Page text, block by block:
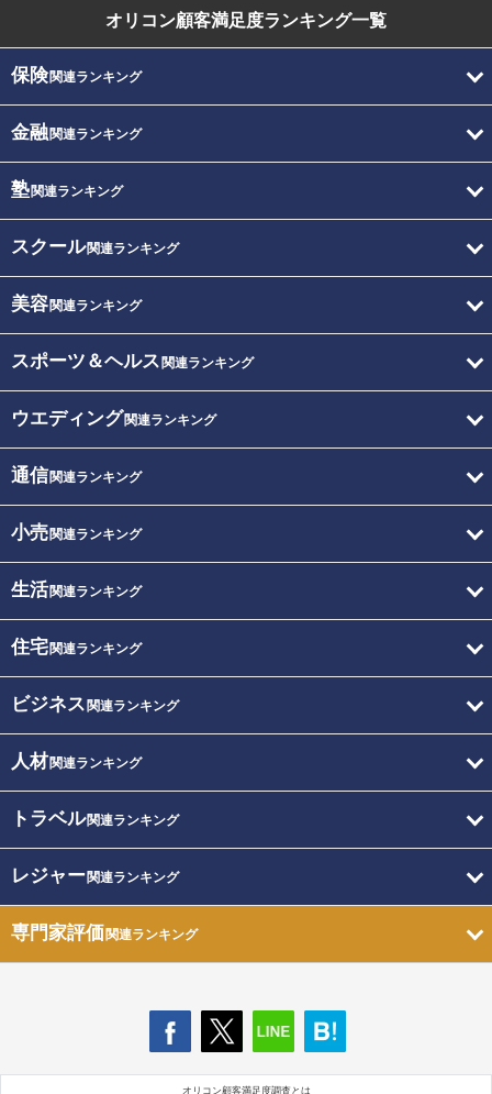
オリコン顧客満足度ランキング一覧
保険関連ランキング
金融関連ランキング
塾関連ランキング
スクール関連ランキング
美容関連ランキング
スポーツ＆ヘルス 関連ランキング
ウエディング関連ランキング
通信関連ランキング
小売関連ランキング
生活関連ランキング
住宅関連ランキング
ビジネス 関連ランキング
人材関連ランキング
トラベル関連ランキング
レジャー関連ランキング
専門家評価関連ランキング
オリコン顧客満足度調査とは